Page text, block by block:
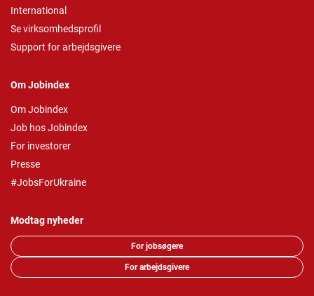
International
Se virksomhedsprofil
Support for arbejdsgivere
Om Jobindex
Om Jobindex
Job hos Jobindex
For investorer
Presse
#JobsForUkraine
Modtag nyheder
For jobsøgere
For arbejdsgivere